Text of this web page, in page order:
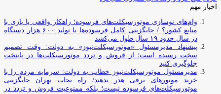
اخبار مهم
وام‌های نوسازی موتورسیکلت‌های فرسوده؛ راهکار واقعی یا بازی با
منابع کشور؟ / جایگزینی کامل فرسوده‌ها با تولید ۶۰۰ هزار دستگاه
در سال حدود ۱۹ سال طول می‌کشد
پیشنهاد مدیرمسئول «موتورسیکلت‌نیوز» به دولت: وقت تصمیم
سخت رسیده است؛ از فروش و تردد موتورسیکلت‌ها در پایتخت
جلوگیری کنید
مدیرمسئول موتورسیکلت‌نیوز خطاب به دولت: سرمایه مردم را با
خرید موتورهای برقی هدر ندهید/ راه نجات تهران جایگزینی
موتورسیکلت‌های فرسوده نیست؛ بلکه ممنوعیت فروش و تردد در